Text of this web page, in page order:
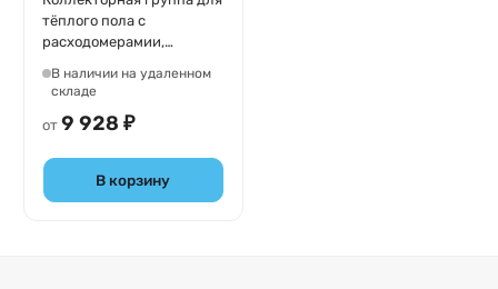
тёплого пола с
расходомерамии,
воздухоотводчиками,
В наличии на удаленном
складе
от 9 928 ₽
В корзину